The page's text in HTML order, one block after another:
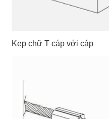
Kẹp chữ T cáp với cáp